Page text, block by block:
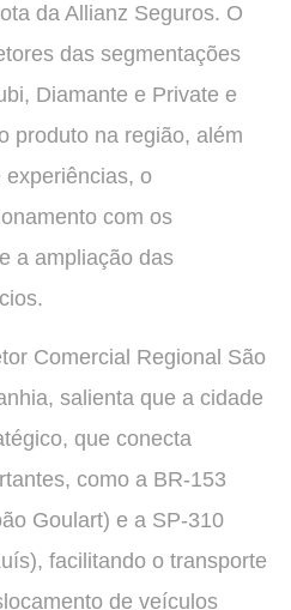
da Allianz Seguros. O
das segmentações
Diamante e Private e
produto na região, além
o
com os
a ampliação das
Comercial Regional São
salienta que a cidade
que conecta
como a BR-153
Goulart) e a SP-310
facilitando o transporte
de veículos